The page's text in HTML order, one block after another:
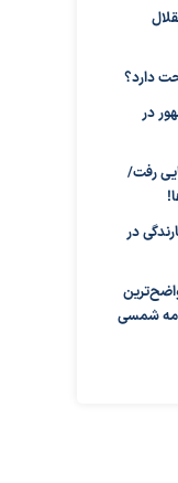
دارد؟
در
رفت/
در
شمسی